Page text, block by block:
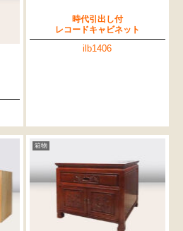
時代引出し付
レコードキャビネット
ilb1406
箱物